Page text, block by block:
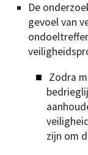
De
gevoel van
Zodra
zijn om